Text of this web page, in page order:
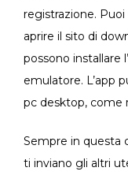
registrazione.
aprire il sito di
possono installare
emulatore. L’app
pc desktop, come
Sempre in questa
ti inviano gli altri